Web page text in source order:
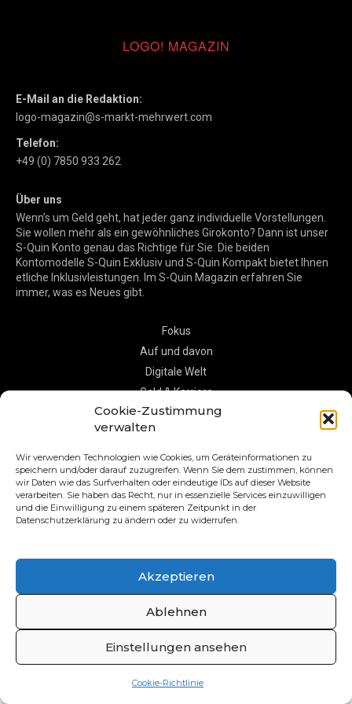
Cookie-Zustimmung
verwalten
Wir verwenden Technologien wie Cookies, um Geräteinformationen zu
speichern und/oder darauf zuzugreifen. Wenn Sie dem zustimmen, können
wir Daten wie das Surfverhalten oder eindeutige IDs auf dieser Website
verarbeiten. Sie haben das Recht, nur in essenzielle Services einzuwilligen
und die Einwilligung zu einem späteren Zeitpunkt in der
Datenschutzerklärung zu ändern oder zu widerrufen.
Akzeptieren
Ablehnen
Einstellungen ansehen
Cookie-Richtlinie
LOGO! MAGAZIN
E-Mail an die Redaktion:
logo-magazin@s-markt-mehrwert.com
Telefon:
+49 (0) 7850 933 262
Über uns
Wenn’s um Geld geht, hat jeder ganz individuelle Vorstellungen.
Sie wollen mehr als ein gewöhnliches Girokonto? Dann ist unser
S-Quin Konto genau das Richtige für Sie. Die beiden
Kontomodelle S-Quin Exklusiv und S-Quin Kompakt bietet Ihnen
etliche Inklusivleistungen. Im S-Quin Magazin erfahren Sie
immer, was es Neues gibt.
Fokus
Auf und davon
Digitale Welt
Geld & Karriere
Leben
S-POOL Vorteile
© S-Markt & Mehrwert & Sparkasse Aachen, 2021